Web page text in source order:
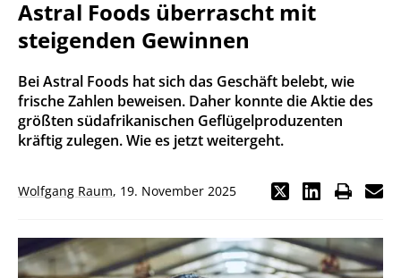
Astral Foods überrascht mit
steigenden Gewinnen
Bei Astral Foods hat sich das Geschäft belebt, wie
frische Zahlen beweisen. Daher konnte die Aktie des
größten südafrikanischen Geflügelproduzenten
kräftig zulegen. Wie es jetzt weitergeht.
Wolfgang Raum, 19. November 2025